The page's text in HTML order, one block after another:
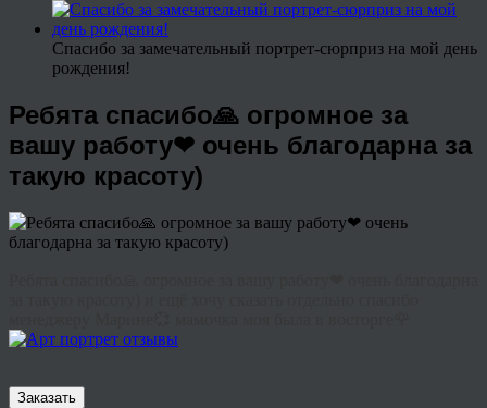
Спасибо за замечательный портрет-сюрприз на мой день
рождения!
Ребята спасибо🙏 огромное за
вашу работу❤ очень благодарна за
такую красоту)
Заказать